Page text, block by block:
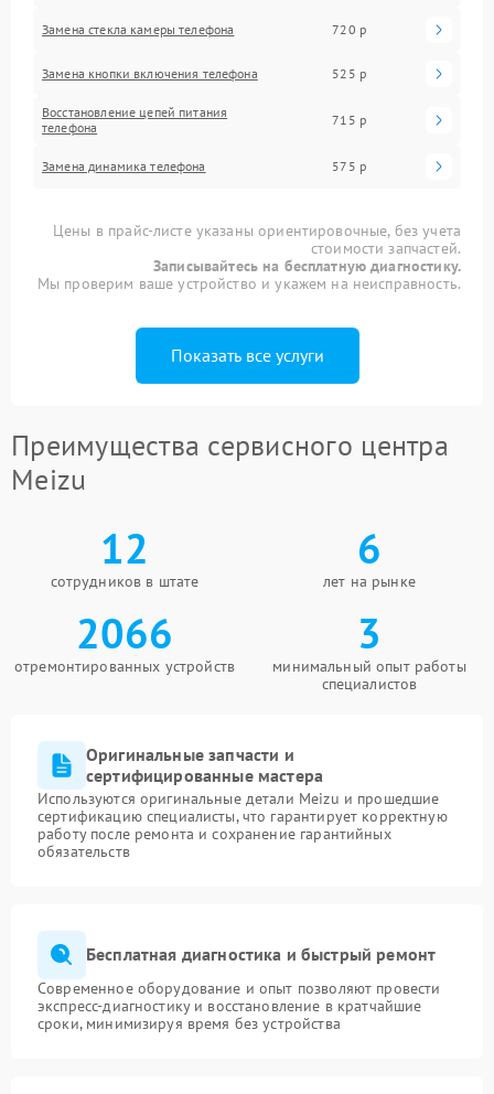
Замена стекла камеры телефона 720 р
Замена кнопки включения телефона 525 р
Восстановление цепей питания
телефона
715 р
Замена динамика телефона 575 р
Цены в прайс-листе указаны ориентировочные, без учета
стоимости запчастей.
Записывайтесь на бесплатную диагностику.
Мы проверим ваше устройство и укажем на неисправность.
Показать все услуги
Преимущества сервисного центра
Meizu
12
сотрудников в штате
6
лет на рынке
2066
отремонтированных устройств
3
минимальный опыт работы
специалистов
Оригинальные запчасти и
сертифицированные мастера
Используются оригинальные детали Meizu и прошедшие
сертификацию специалисты, что гарантирует корректную
работу после ремонта и сохранение гарантийных
обязательств
Бесплатная диагностика и быстрый ремонт
Современное оборудование и опыт позволяют провести
экспресс-диагностику и восстановление в кратчайшие
сроки, минимизируя время без устройства